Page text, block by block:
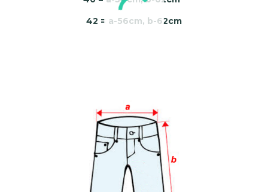
42 = a-56cm, b-62cm